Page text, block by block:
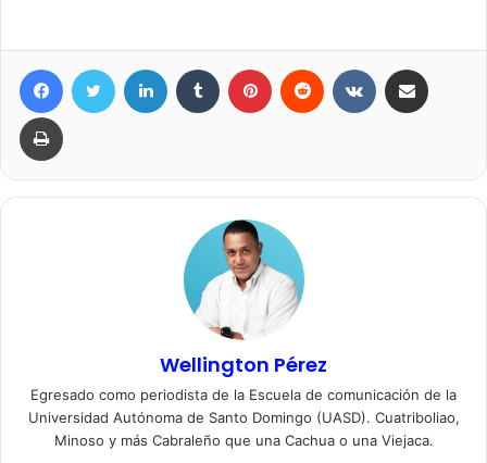
FacebookTwitter LinkedIn Tumblr Pinterest Reddit VKontakte
Imprimir
Wellington Pérez
Egresado como periodista de la Escuela de comunicación de la
Universidad Autónoma de Santo Domingo (UASD). Cuatriboliao,
Minoso y más Cabraleño que una Cachua o una Viejaca.